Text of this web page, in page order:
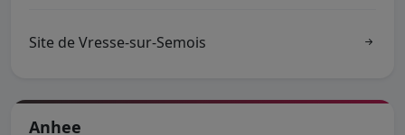
Site de Vresse-sur-Semois
Anhee